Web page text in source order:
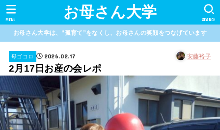
お母さん大学 SEARCH
MENU
お母さん大学は、“孤育て”をなくし、お母さんの笑顔をつなげています
母ゴコロ 2026.02.17 安藤裕子
2月17日お産の会レポ